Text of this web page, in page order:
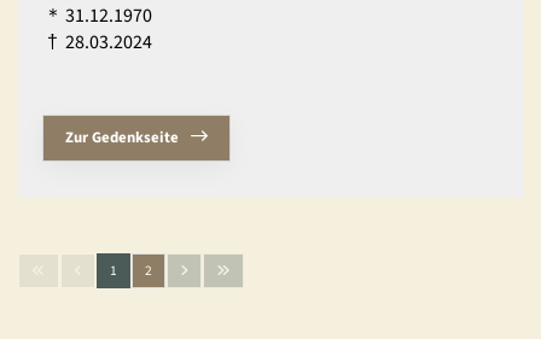
＊ 31.12.1970
† 28.03.2024
Zur Gedenkseite
1 2